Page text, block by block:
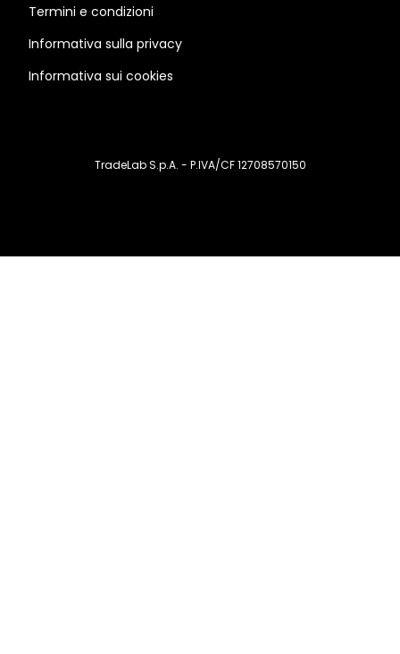
Termini e condizioni
Informativa sulla privacy
Informativa sui cookies
TradeLab S.p.A. - P.IVA/CF 12708570150